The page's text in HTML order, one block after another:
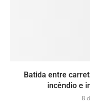
Batida entre
incêndio e
8